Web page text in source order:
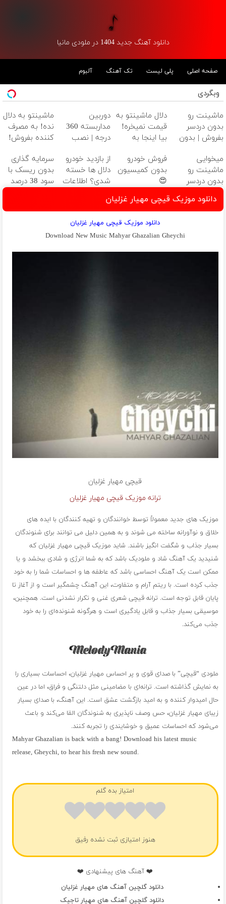
دانلود آهنگ جدید 1404 در ملودی مانیا
صفحه اصلی پلی لیست تک آهنگ آلبوم
وبگردی
ماشینت رو
بدون دردسر
بفروش | بدون
دلال ماشینتو به
قیمت نمیخره!
بیا اینجا به
بفروش*فقط
خریدار واقعی*
دوربین
مداربسته 360
درجه | نصب
ماشینتو به دلال
نده! به مصرف
کننده بفروش!
یک تماس
میخوایی
ماشینت رو
بدون دردسر
بفروشی؟ بدون
کمیسیون
فروش خودرو
بدون کمیسیون
😍
از بازدید خودرو
دلال ها خسته
شدی؟ اطلاعات
اینجا ثبت کن
سرمایه گذاری
بدون ریسک با
سود 38 درصد
دانلود موزیک قیچی مهیار غزلیان
دانلود موزیک قیچی مهیار غزلیان
Download New Music Mahyar Ghazalian Gheychi
قیچی مهیار غزلیان
ترانه موزیک قیچی مهیار غزلیان
موزیک های جدید معمولاً توسط خوانندگان و تهیه کنندگان با ایده های
خلاق و نوآورانه ساخته می شوند و به همین دلیل می توانند برای شنوندگان
بسیار جذاب و شگفت انگیز باشند. شاید موزیک قیچی مهیار غزلیان که
شنیدید یک آهنگ شاد و ملودیک باشد که به شما انرژی و شادی ببخشد و یا
ممکن است یک آهنگ احساسی باشد که عاطفه ها و احساسات شما را به خود
جذب کرده است. با ریتم آرام و متفاوت، این آهنگ چشمگیر است و از آغاز تا
پایان قابل توجه است. ترانه قیچی شعری غنی و تکرار نشدنی است. همچنین،
موسیقی بسیار جذاب و قابل یادگیری است و هرگونه شنونده‌ای را به خود
جذب می‌کند.
ملودی “قیچی” با صدای قوی و پر احساس مهیار غزلیان، احساسات بسیاری را
به نمایش گذاشته است. ترانه‌ای با مضامینی مثل دلتنگی و فراق، اما در عین
حال امیدوار کننده و به امید بازگشت عشق است. این آهنگ، با صدای بسیار
زیبای مهیار غزلیان، حس وصف ناپذیری به شنوندگان القا می‌کند و باعث
می‌شود که احساسات عمیق و خوشایندی را تجربه کنند.
Mahyar Ghazalian is back with a bang! Download his latest music
release, Gheychi, to hear his fresh new sound.
امتیاز بده گلم
هنوز امتیازی ثبت نشده رفیق
❤️ آهنگ های پیشنهادی ❤️
دانلود گلچین آهنگ های مهیار غزلیان
دانلود گلچین آهنگ های مهیار تاجیک